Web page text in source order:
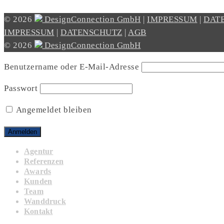
© 2026 DesignConnection GmbH IMPRESSUM
IMPRESSUM
DATENSCHUTZ
AGB
© 2026
DesignConnection GmbH
Benutzername oder E-Mail-Adresse
Passwort
Angemeldet bleiben
Agentur
Referenzen
Awards
Kunden
Team
Wanddruck
Kontakt